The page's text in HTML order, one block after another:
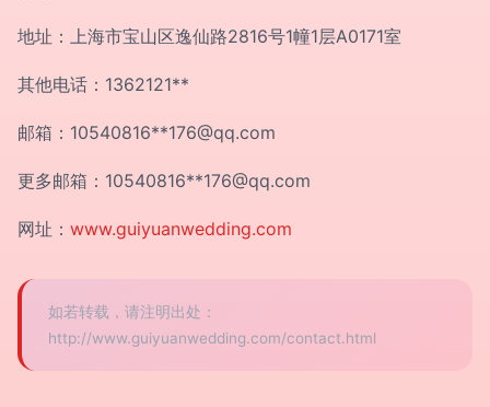
地址：上海市宝山区逸仙路2816号1幢1层A0171室
其他电话：1362121**
邮箱：10540816**176@qq.com
更多邮箱：10540816**176@qq.com
网址： www.guiyuanwedding.com
如若转载，请注明出处：
http://www.guiyuanwedding.com/contact.html